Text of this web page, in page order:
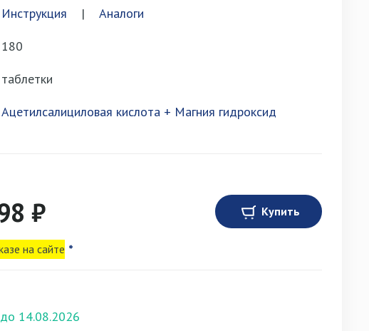
Инструкция |
Аналоги
180
таблетки
Ацетилсалициловая кислота + Магния гидроксид
₽ Купить
на сайте *
до 14.08.2026